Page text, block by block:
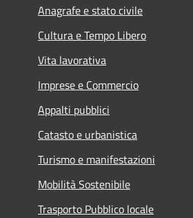
Anagrafe e stato civile
Cultura e Tempo Libero
Vita lavorativa
Imprese e Commercio
Appalti pubblici
Catasto e urbanistica
Turismo e manifestazioni
Mobilità Sostenibile
Trasporto Pubblico locale